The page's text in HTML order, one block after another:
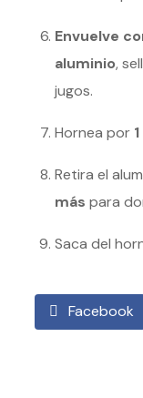
Envuelve
aluminio,
jugos.
Hornea por
Retira el
más para
Saca del
Facebook